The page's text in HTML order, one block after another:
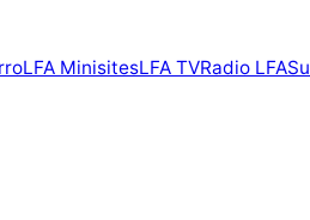
LFA MinisitesLFA TVRadio LFA